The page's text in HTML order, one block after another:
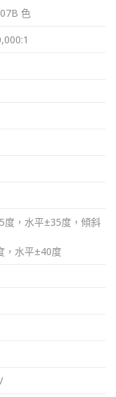
色
度，水平±35度，傾斜
，水平±40度